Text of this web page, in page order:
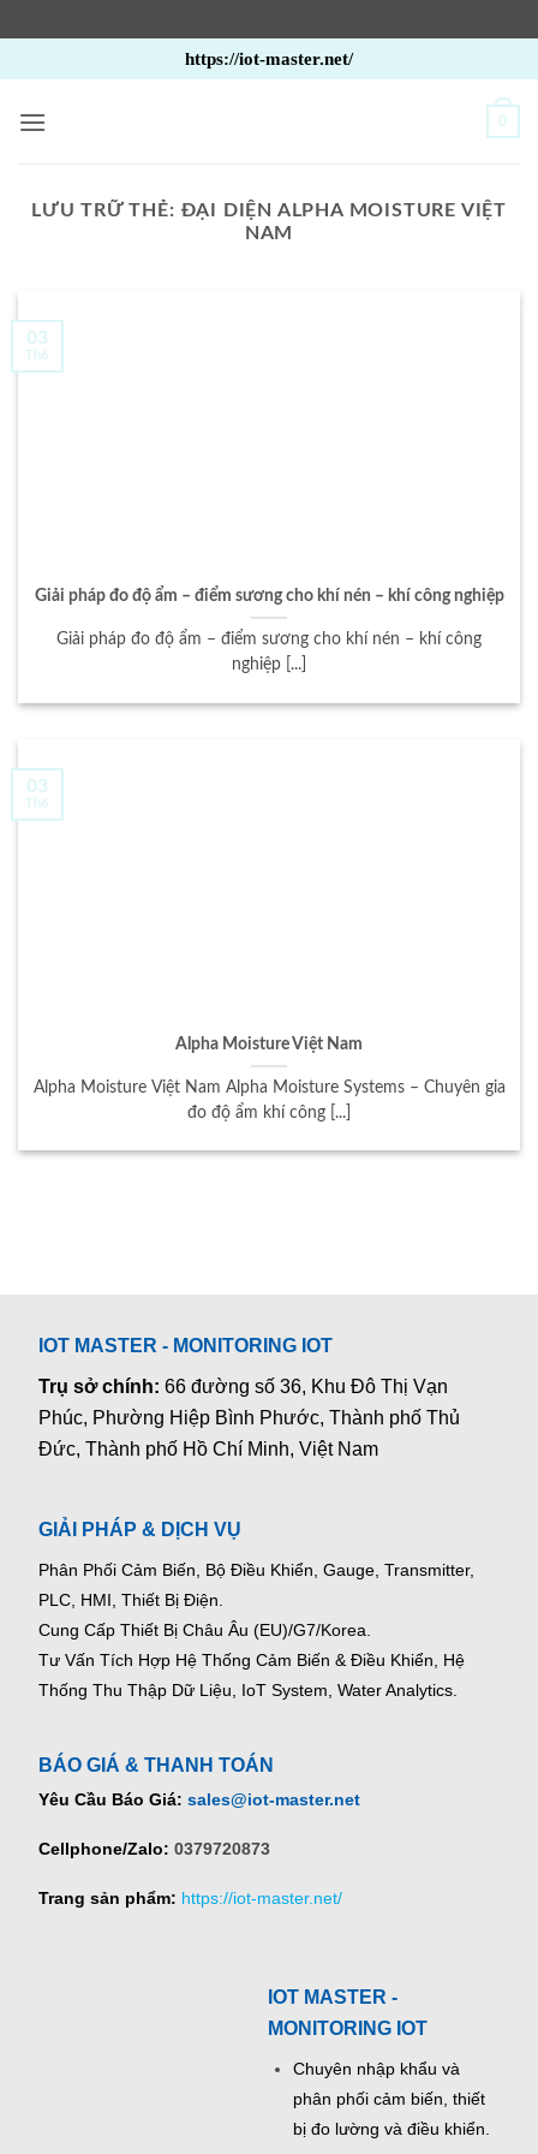
qua
nội
https://iot-master.net/
0
LƯU TRỮ THẺ: ĐẠI DIỆN ALPHA MOISTURE VIỆT
NAM
Giải pháp đo độ ẩm – điểm sương cho khí nén – khí công nghiệp
Giải pháp đo độ ẩm – điểm sương cho khí nén – khí công
nghiệp [...]
03
Th6
Alpha Moisture Việt Nam
Alpha Moisture Việt Nam Alpha Moisture Systems – Chuyên gia
đo độ ẩm khí công [...]
03
Th6
IOT MASTER - MONITORING IOT
Trụ sở chính:66 đường số 36, Khu Đô Thị Vạn
Phúc, Phường Hiệp Bình Phước, Thành phố Thủ
Đức, Thành phố Hồ Chí Minh, Việt Nam
GIẢI PHÁP & DỊCH VỤ
Phân Phối Cảm Biến, Bộ Điều Khiển, Gauge, Transmitter,
PLC, HMI, Thiết Bị Điện.
Cung Cấp Thiết Bị Châu Âu (EU)/G7/Korea.
Tư Vấn Tích Hợp Hệ Thống Cảm Biến & Điều Khiển, Hệ
Thống Thu Thập Dữ Liệu, IoT System, Water Analytics.
BÁO GIÁ & THANH TOÁN
Yêu Cầu Báo Giá: sales@iot-master.net
Cellphone/Zalo: 0379720873
Trang sản phẩm: https://iot-master.net/
IOT MASTER -
MONITORING IOT
Chuyên nhập khẩu và
phân phối cảm biến, thiết
bị đo lường và điều khiển.